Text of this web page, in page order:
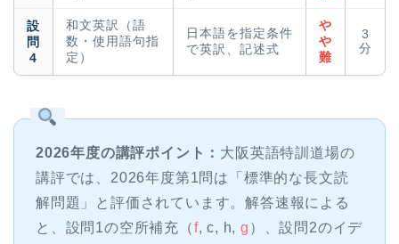
設
問
4
和文英訳（語
数・使用語句指
定）
日本語を指定条件
で英訳、記述式
や
や
難
3
分
2026年度の講評ポイント： 大阪英語特訓道場の
講評では、2026年度第1問は「標準的な長文読
解問題」と評価されています。解答速報による
と、設問1の空所補充（f, c, h,g ）、設問2のイデ